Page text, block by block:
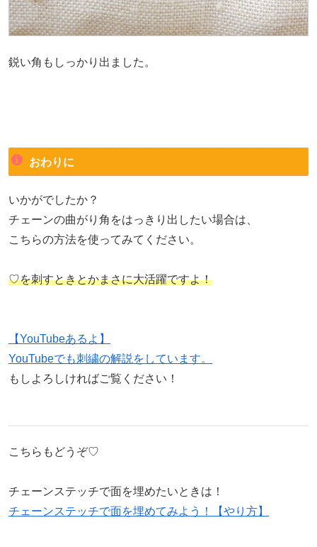
鋭い角もしっかり出ました。
おわりに
いかがでしたか？
チェーンの曲がり角をはっきり出したい場合は、
こちらの方法を使ってみてください。
♡を刺すときとかまさに大活躍ですよ！
【YouTubeあるよ】
YouTubeでも刺繍の解説をしています。
もしよろしければご覧ください！
こちらもどうぞ♡
チェーンステッチで面を埋めたいときは！
チェーンステッチで面を埋めてみよう！【やり方】